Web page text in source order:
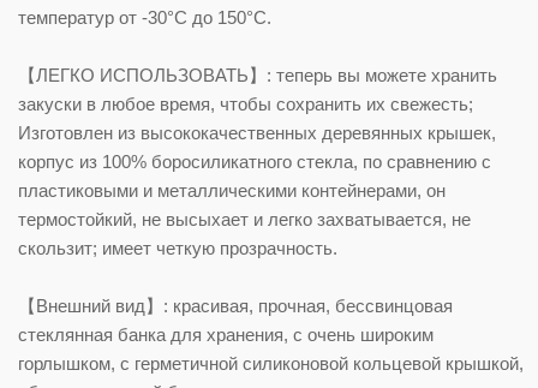
температур от -30°C до 150°C.
【ЛЕГКО ИСПОЛЬЗОВАТЬ】: теперь вы можете хранить
закуски в любое время, чтобы сохранить их свежесть;
Изготовлен из высококачественных деревянных крышек,
корпус из 100% боросиликатного стекла, по сравнению с
пластиковыми и металлическими контейнерами, он
термостойкий, не высыхает и легко захватывается, не
скользит; имеет четкую прозрачность.
【Внешний вид】: красивая, прочная, бессвинцовая
стеклянная банка для хранения, с очень широким
горлышком, с герметичной силиконовой кольцевой крышкой,